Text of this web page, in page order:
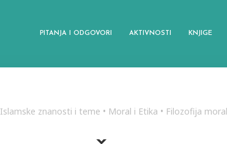
PITANJA I ODGOVORI AKTIVNOSTI KNJIGE
Islamske znanosti i teme • Moral i Etika • Filozofija